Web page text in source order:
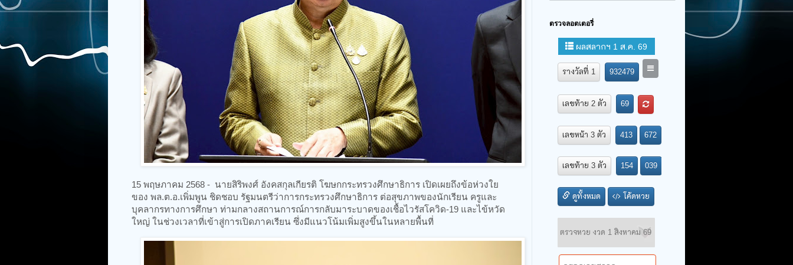
15 พฤษภาคม 2568 - นายสิริพงศ์ อังคสกุลเกียรติ โฆษกกระทรวงศึกษาธิการ เปิดเผยถึงข้อห่วงใย
ของ พล.ต.อ.เพิ่มพูน ชิดชอบ รัฐมนตรีว่าการกระทรวงศึกษาธิการ ต่อสุขภาพของนักเรียน ครูและ
บุคลากรทางการศึกษา ท่ามกลางสถานการณ์การกลับมาระบาดของเชื้อไวรัสโควิด-19 และไข้หวัด
ใหญ่ ในช่วงเวลาที่เข้าสู่การเปิดภาคเรียน ซึ่งมีแนวโน้มเพิ่มสูงขึ้นในหลายพื้นที่
ตรวจลอตเตอรี่